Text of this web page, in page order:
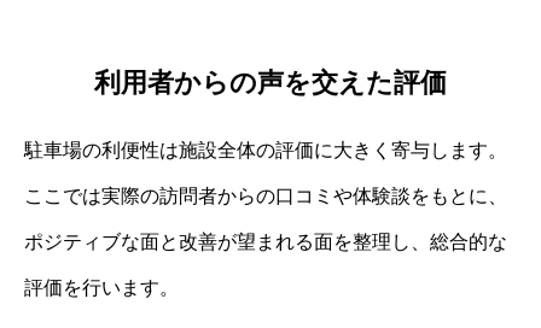
利用者からの声を交えた評価
駐車場の利便性は施設全体の評価に大きく寄与します。
ここでは実際の訪問者からの口コミや体験談をもとに、
ポジティブな面と改善が望まれる面を整理し、総合的な
評価を行います。